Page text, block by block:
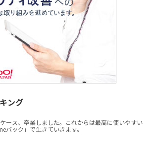
ング
ース、卒業しました。これからは最高に使いやすい
バック」で生きていきます。